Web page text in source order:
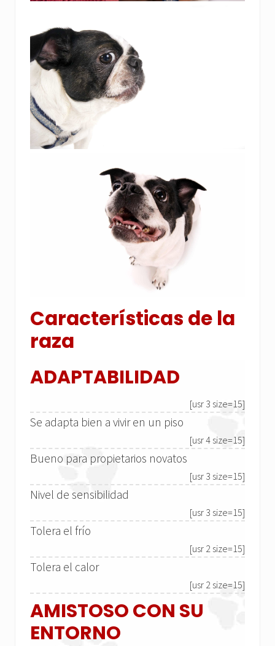
Características de la
raza
ADAPTABILIDAD
[usr 3 size=15]
Se adapta bien a vivir en un piso
[usr 4 size=15]
Bueno para propietarios novatos
[usr 3 size=15]
Nivel de sensibilidad
[usr 3 size=15]
Tolera el frío
[usr 2 size=15]
Tolera el calor
[usr 2 size=15]
AMISTOSO CON SU
ENTORNO